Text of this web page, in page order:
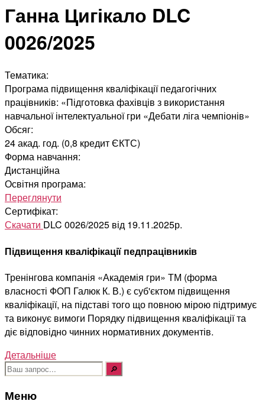
Ганна Цигікало DLC
0026/2025
Тематика:
Програма підвищення кваліфікації педагогічних
працівників: «Підготовка фахівців з використання
навчальної інтелектуальної гри «Дебати ліга чемпіонів»
Обсяг:
24 акад. год. (0,8 кредит ЄКТС)
Форма навчання:
Дистанційна
Освітня програма:
Переглянути
Сертифікат:
Скачати DLC 0026/2025 від 19.11.2025р.
Підвищення кваліфікації педпрацівників
Тренінгова компанія «Академія гри» ТМ (форма
власності ФОП Галюк К. В.) є суб'єктом підвищення
кваліфікації, на підставі того що повною мірою підтримує
та виконує вимоги Порядку підвищення кваліфікації та
діє відповідно чинних нормативних документів.
Детальніше
Шукати:
Меню